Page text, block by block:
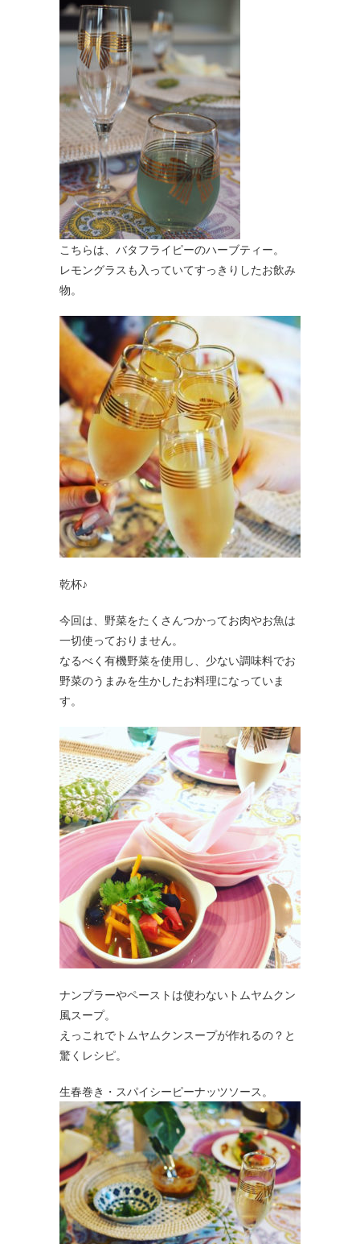
こちらは、バタフライピーのハーブティー。
レモングラスも入っていてすっきりしたお飲み
物。
乾杯♪
今回は、野菜をたくさんつかってお肉やお魚は
一切使っておりません。
なるべく有機野菜を使用し、少ない調味料でお
野菜のうまみを生かしたお料理になっていま
す。
ナンプラーやペーストは使わないトムヤムクン
風スープ。
えっこれでトムヤムクンスープが作れるの？と
驚くレシピ。
生春巻き・スパイシーピーナッツソース。